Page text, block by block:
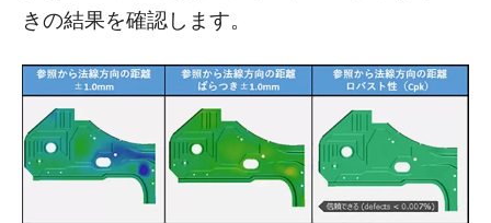
きの結果を確認します。